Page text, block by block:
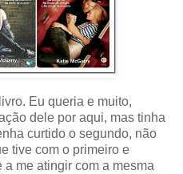
Eu queria e muito,
dele por aqui, mas tinha
curtido o segundo, não
tive com o primeiro e
me atingir com a mesma